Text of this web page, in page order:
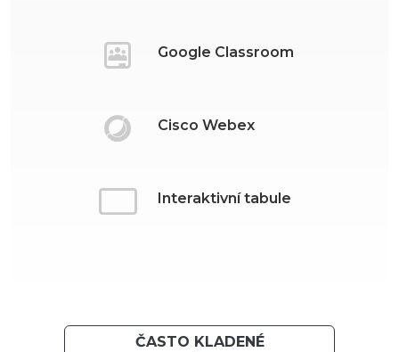
Google Classroom
Cisco Webex
Interaktivní tabule
ČASTO KLADENÉ